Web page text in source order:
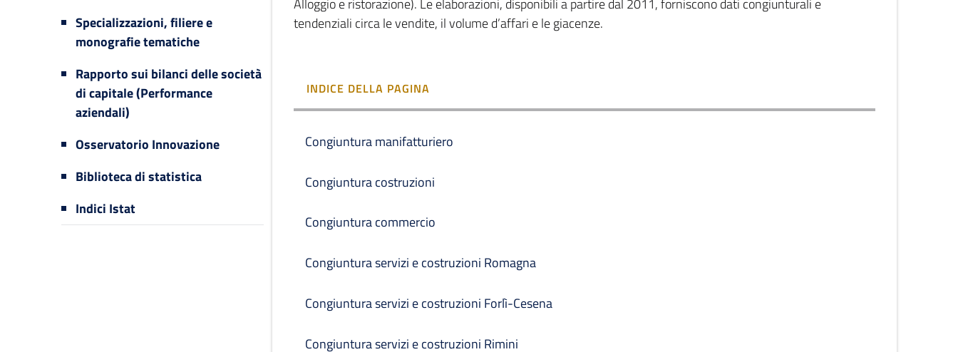
Specializzazioni, filiere e
monografie tematiche
Rapporto sui bilanci delle società
di capitale (Performance
aziendali)
Osservatorio Innovazione
Biblioteca di statistica
Indici Istat
Alloggio e ristorazione). Le elaborazioni, disponibili a partire dal 2011, forniscono dati congiunturali e
tendenziali circa le vendite, il volume d’affari e le giacenze.
INDICE DELLA PAGINA
Congiuntura manifatturiero
Congiuntura costruzioni
Congiuntura commercio
Congiuntura servizi e costruzioni Romagna
Congiuntura servizi e costruzioni Forlì-Cesena
Congiuntura servizi e costruzioni Rimini